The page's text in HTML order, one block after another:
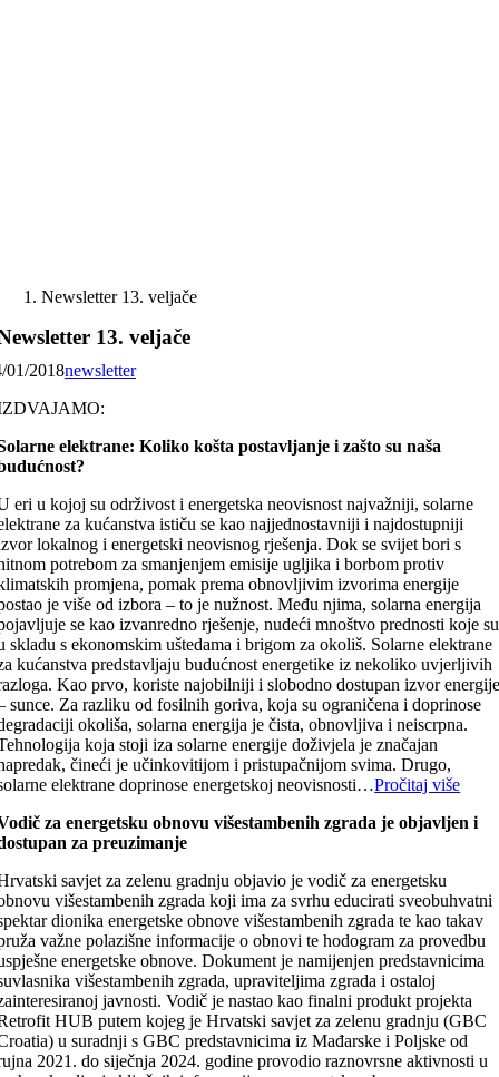
Newsletter 13. veljače
13. veljače
01/2018newsletter
elektrane: Koliko košta postavljanje i zašto su naša
eri u kojoj su održivost i energetska neovisnost najvažniji, solarne
za kućanstva ističu se kao najjednostavniji i najdostupniji
lokalnog i energetski neovisnog rješenja. Dok se svijet bori s
potrebom za smanjenjem emisije ugljika i borbom protiv
promjena, pomak prema obnovljivim izvorima energije
je više od izbora – to je nužnost. Među njima, solarna energija
se kao izvanredno rješenje, nudeći mnoštvo prednosti koje su
skladu s ekonomskim uštedama i brigom za okoliš. Solarne elektrane
kućanstva predstavljaju budućnost energetike iz nekoliko uvjerljivih
Kao prvo, koriste najobilniji i slobodno dostupan izvor
sunce. Za razliku od fosilnih goriva, koja su ograničena i doprinose
okoliša, solarna energija je čista, obnovljiva i neiscrpna.
koja stoji iza solarne energije doživjela je značajan
čineći je učinkovitijom i pristupačnijom svima. Drugo,
elektrane doprinose energetskoj neovisnosti…Pročitaj više
za energetsku obnovu višestambenih zgrada je objavljen i
za preuzimanje
savjet za zelenu gradnju objavio je vodič za energetsku
višestambenih zgrada koji ima za svrhu educirati sveobuhvatni
dionika energetske obnove višestambenih zgrada te kao takav
važne polazišne informacije o obnovi te hodogram za provedbu
energetske obnove. Dokument je namijenjen predstavnicima
višestambenih zgrada, upraviteljima zgrada i ostaloj
javnosti. Vodič je nastao kao finalni produkt projekta
HUB putem kojeg je Hrvatski savjet za zelenu gradnju (GBC
u suradnji s GBC predstavnicima iz Mađarske i Poljske od
2021. do siječnja 2024. godine provodio raznovrsne aktivnosti u